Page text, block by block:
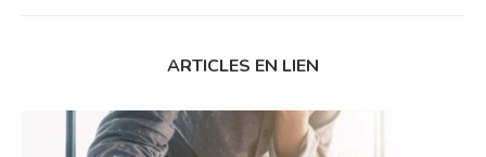
ARTICLES EN LIEN